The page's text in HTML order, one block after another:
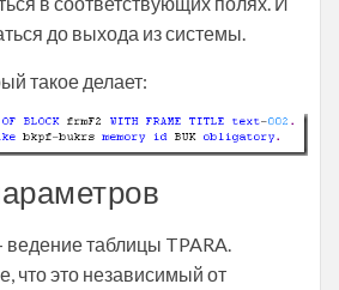
до выхода из системы.
такое делает:
ведение таблицы TPARA.
что это независимый от